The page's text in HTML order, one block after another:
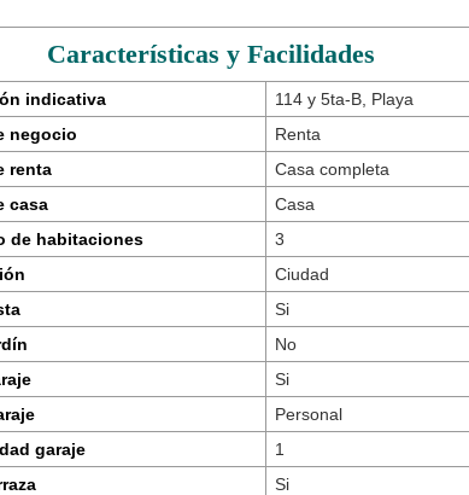
Características y Facilidades
indicativa
114 y 5ta-B, Playa
negocio
Renta
renta
Casa completa
casa
Casa
de habitaciones
3
Ciudad
Si
No
Si
Personal
garaje
1
Si